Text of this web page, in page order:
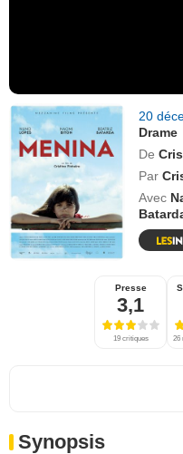
20
Drame
De
Par
Avec
Presse
3,1
19 critiques 26
Synopsis